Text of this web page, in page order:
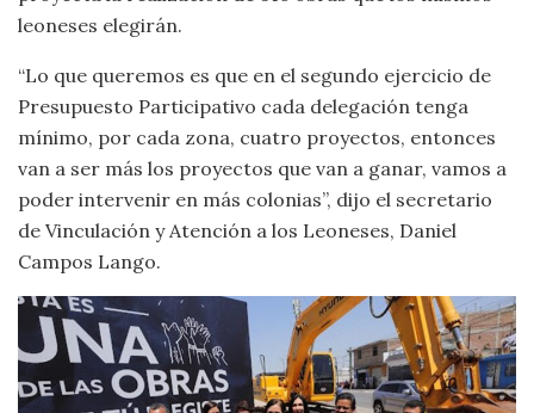
leoneses elegirán.
“Lo que queremos es que en el segundo ejercicio de
Presupuesto Participativo cada delegación tenga
mínimo, por cada zona, cuatro proyectos, entonces
van a ser más los proyectos que van a ganar, vamos a
poder intervenir en más colonias”, dijo el secretario
de Vinculación y Atención a los Leoneses, Daniel
Campos Lango.